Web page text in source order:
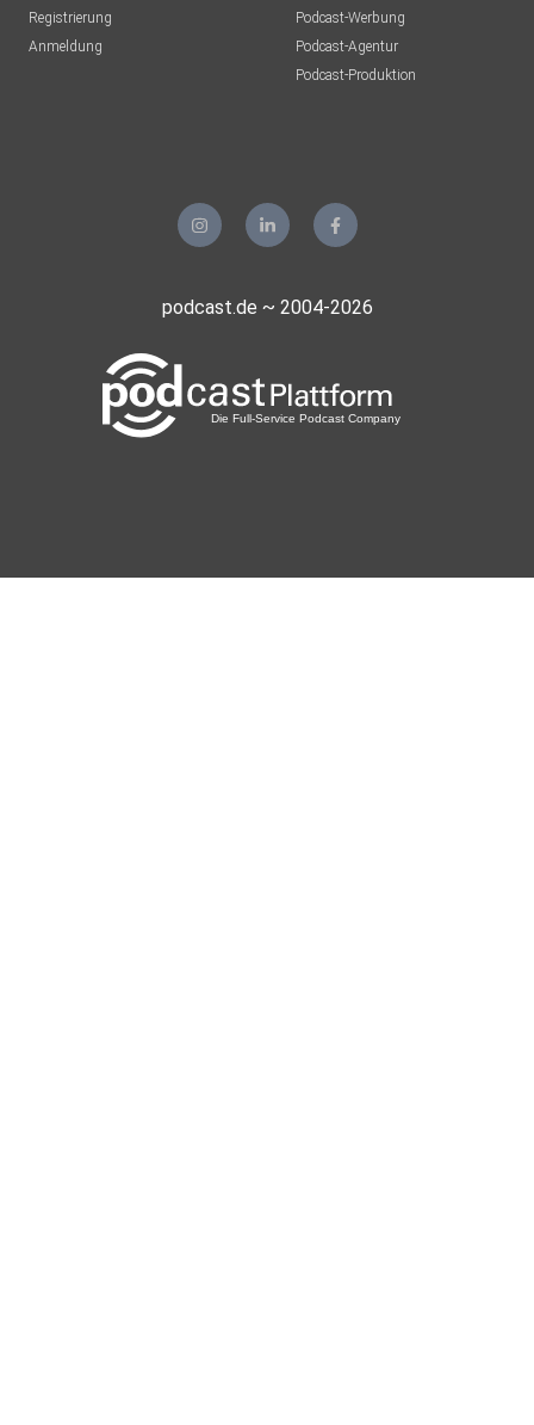
Registrierung
Anmeldung
Podcast-Werbung
Podcast-Agentur
Podcast-Produktion
podcast.de ~ 2004-2026